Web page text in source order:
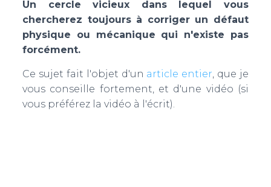
Un cercle vicieux dans lequel vous
chercherez toujours à corriger un défaut
physique ou mécanique qui n'existe pas
forcément.
Ce sujet fait l'objet d'un article entier , que je
vous conseille fortement, et d'une vidéo (si
vous préférez la vidéo à l'écrit).